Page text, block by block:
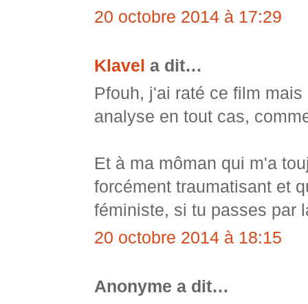
20 octobre 2014 à 17:29
Klavel a dit…
Pfouh, j'ai raté ce film
analyse en tout cas,
Et à ma môman qui m'a
forcément traumatisant et
féministe, si tu passes par
20 octobre 2014 à 18:15
Anonyme a dit…